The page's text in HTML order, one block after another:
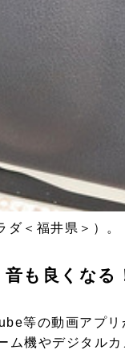
＜福井県＞）。
も良くなる
等の動画アプ
機やデジタル